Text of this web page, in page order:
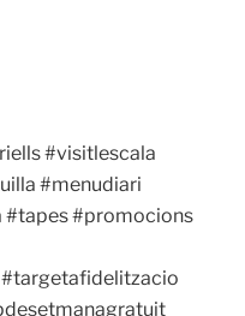
#visitlescala
#menudiari
#tapes #promocions
#targetafidelitzacio